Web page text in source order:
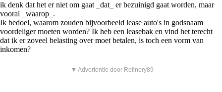
ik denk dat het er niet om gaat _dat_ er bezuinigd gaat worden, maar
vooral _waarop_.
Ik bedoel, waarom zouden bijvoorbeeld lease auto's in godsnaam
voordeliger moeten worden? Ik heb een leasebak en vind het terecht
dat ik er zoveel belasting over moet betalen, is toch een vorm van
inkomen?
▼ Advertentie door Refinery89